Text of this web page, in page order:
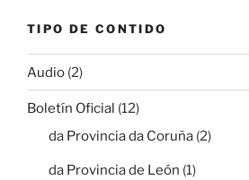
TIPO DE CONTIDO
Audio (2)
Boletín Oficial (12)
da Provincia da Coruña (2)
da Provincia de León (1)